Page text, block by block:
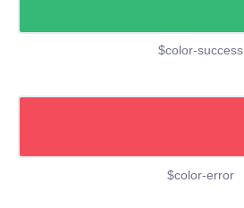
$color-success
$color-error